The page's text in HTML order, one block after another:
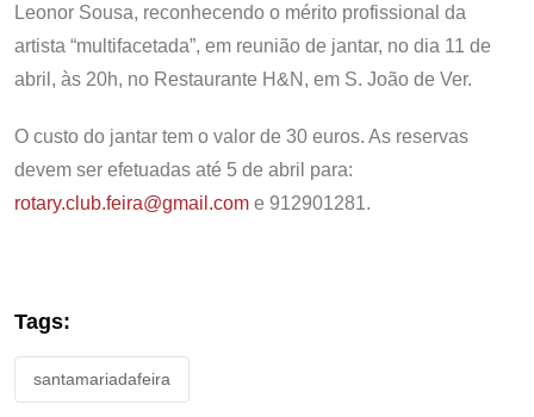
Leonor Sousa, reconhecendo o mérito profissional da
artista “multifacetada”, em reunião de jantar, no dia 11 de
abril, às 20h, no Restaurante H&N, em S. João de Ver.
O custo do jantar tem o valor de 30 euros. As reservas
devem ser efetuadas até 5 de abril para:
rotary.club.feira@gmail.com e 912901281.
Tags:
santamariadafeira